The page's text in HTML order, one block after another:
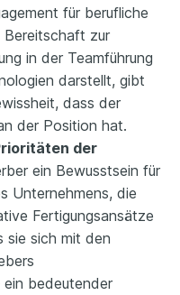
für berufliche
Bereitschaft zur
in der Teamführung
darstellt, gibt
dass der
der Position hat.
der
ein Bewusstsein für
Unternehmens, die
Fertigungsansätze
sie sich mit den
bedeutender